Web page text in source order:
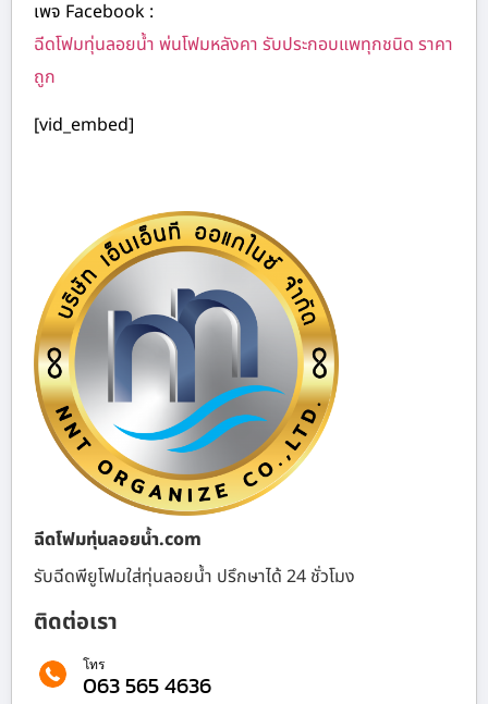
เพจ Facebook :
ฉีดโฟมทุ่นลอยน้ำ พ่นโฟมหลังคา รับประกอบแพทุกชนิด ราคา
ถูก
[vid_embed]
ฉีดโฟมทุ่นลอยน้ำ.com
รับฉีดพียูโฟมใส่ทุ่นลอยน้ำ ปรึกษาได้ 24 ชั่วโมง
ติดต่อเรา
โทร
063 565 4636